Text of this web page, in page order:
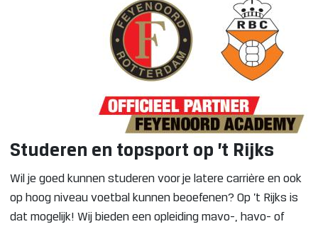
Studeren en topsport op ’t Rijks
Wil je goed kunnen studeren voor je latere carrière en ook
op hoog niveau voetbal kunnen beoefenen? Op ’t Rijks is
dat mogelijk! Wij bieden een opleiding mavo-, havo- of